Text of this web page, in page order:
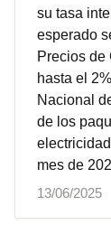
su tasa
esperado
Precios de
hasta el
Nacional
de los
mes de
13/06/2025